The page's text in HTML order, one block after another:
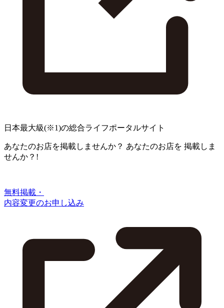
日本最大級(※1)の総合ライフポータルサイト
あなたのお店を掲載しませんか？ あなたのお店を 掲載しま
せんか？!
無料掲載・
内容変更のお申し込み